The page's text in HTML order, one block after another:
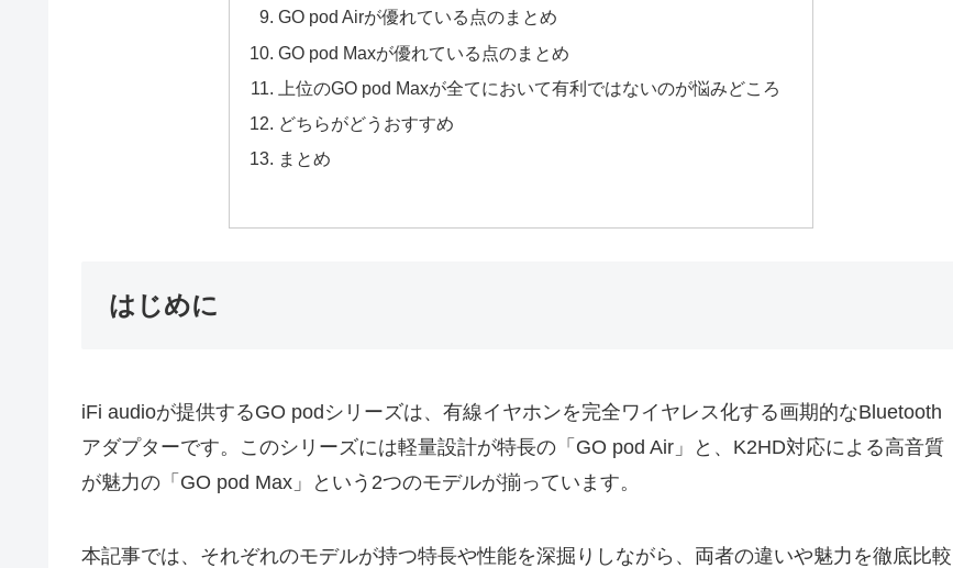
GO pod Airが優れている点のまとめ
GO pod Maxが優れている点のまとめ
上位のGO pod Maxが全てにおいて有利ではないのが悩みどころ
どちらがどうおすすめ
まとめ
はじめに
iFi audioが提供するGO podシリーズは、有線イヤホンを完全ワイヤレス化する画期的なBluetooth
アダプターです。このシリーズには軽量設計が特長の「GO pod Air」と、K2HD対応による高音質
が魅力の「GO pod Max」という2つのモデルが揃っています。
本記事では、それぞれのモデルが持つ特長や性能を深掘りしながら、両者の違いや魅力を徹底比較